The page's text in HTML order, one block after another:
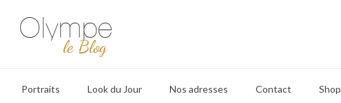
Olympe
le Blog
Portraits Look du Jour Nos adresses Contact Shop